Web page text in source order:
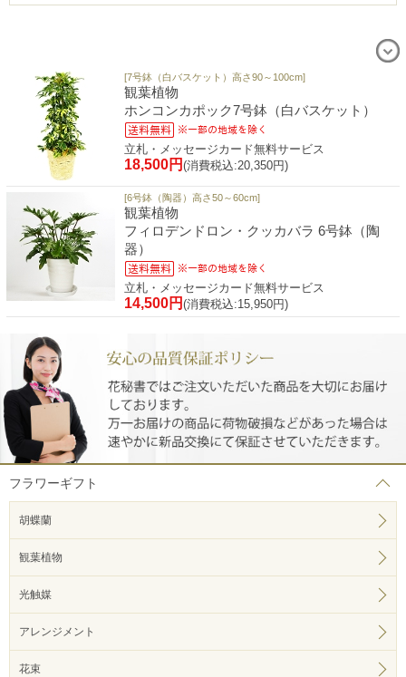
[7号鉢（白バスケット）高さ90～100cm]
観葉植物
ホンコンカポック7号鉢（白バスケット）
立札・メッセージカード無料サービス
18,500円 (消費税込:20,350円)
[6号鉢（陶器）高さ50～60cm]
観葉植物
フィロデンドロン・クッカバラ 6号鉢（陶
器）
立札・メッセージカード無料サービス
14,500円 (消費税込:15,950円)
フラワーギフト
胡蝶蘭
観葉植物
光触媒
アレンジメント
花束